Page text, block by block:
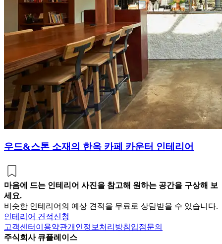
우드&스톤 소재의 한옥 카페 카운터 인테리어
마음에 드는 인테리어 사진을 참고해 원하는 공간을 구상해 보
세요.
비슷한 인테리어의 예상 견적을 무료로 상담받을 수 있습니다.
인테리어 견적신청
고객센터 이용약관개인정보처리방침입점문의
주식회사 큐플레이스